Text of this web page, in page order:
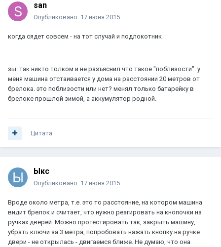
san
Опубликовано: 17 июня 2015
когда сядет совсем - на тот случай и подлокотник
зы: так никто толком и не разъяснил что такое "поблизости". у
меня машина отстаивается у дома на расстоянии 20 метров от
брелока. это поблизости или нет? менял только батарейку в
брелоке прошлой зимой, а аккумулятор родной.
Цитата
Ыкс
Опубликовано: 17 июня 2015
Вроде около метра, т.е. это то расстояние, на котором машина
видит брелок и считает, что нужно реагировать на кнопочки на
ручках дверей. Можно протестировать так, закрыть машину,
убрать ключи за 3 метра, попробовать нажать кнопку на ручке
двери - не открылась - двигаемся ближе. Не думаю, что она